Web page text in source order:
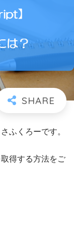
ふくろーです。
得する方法をご